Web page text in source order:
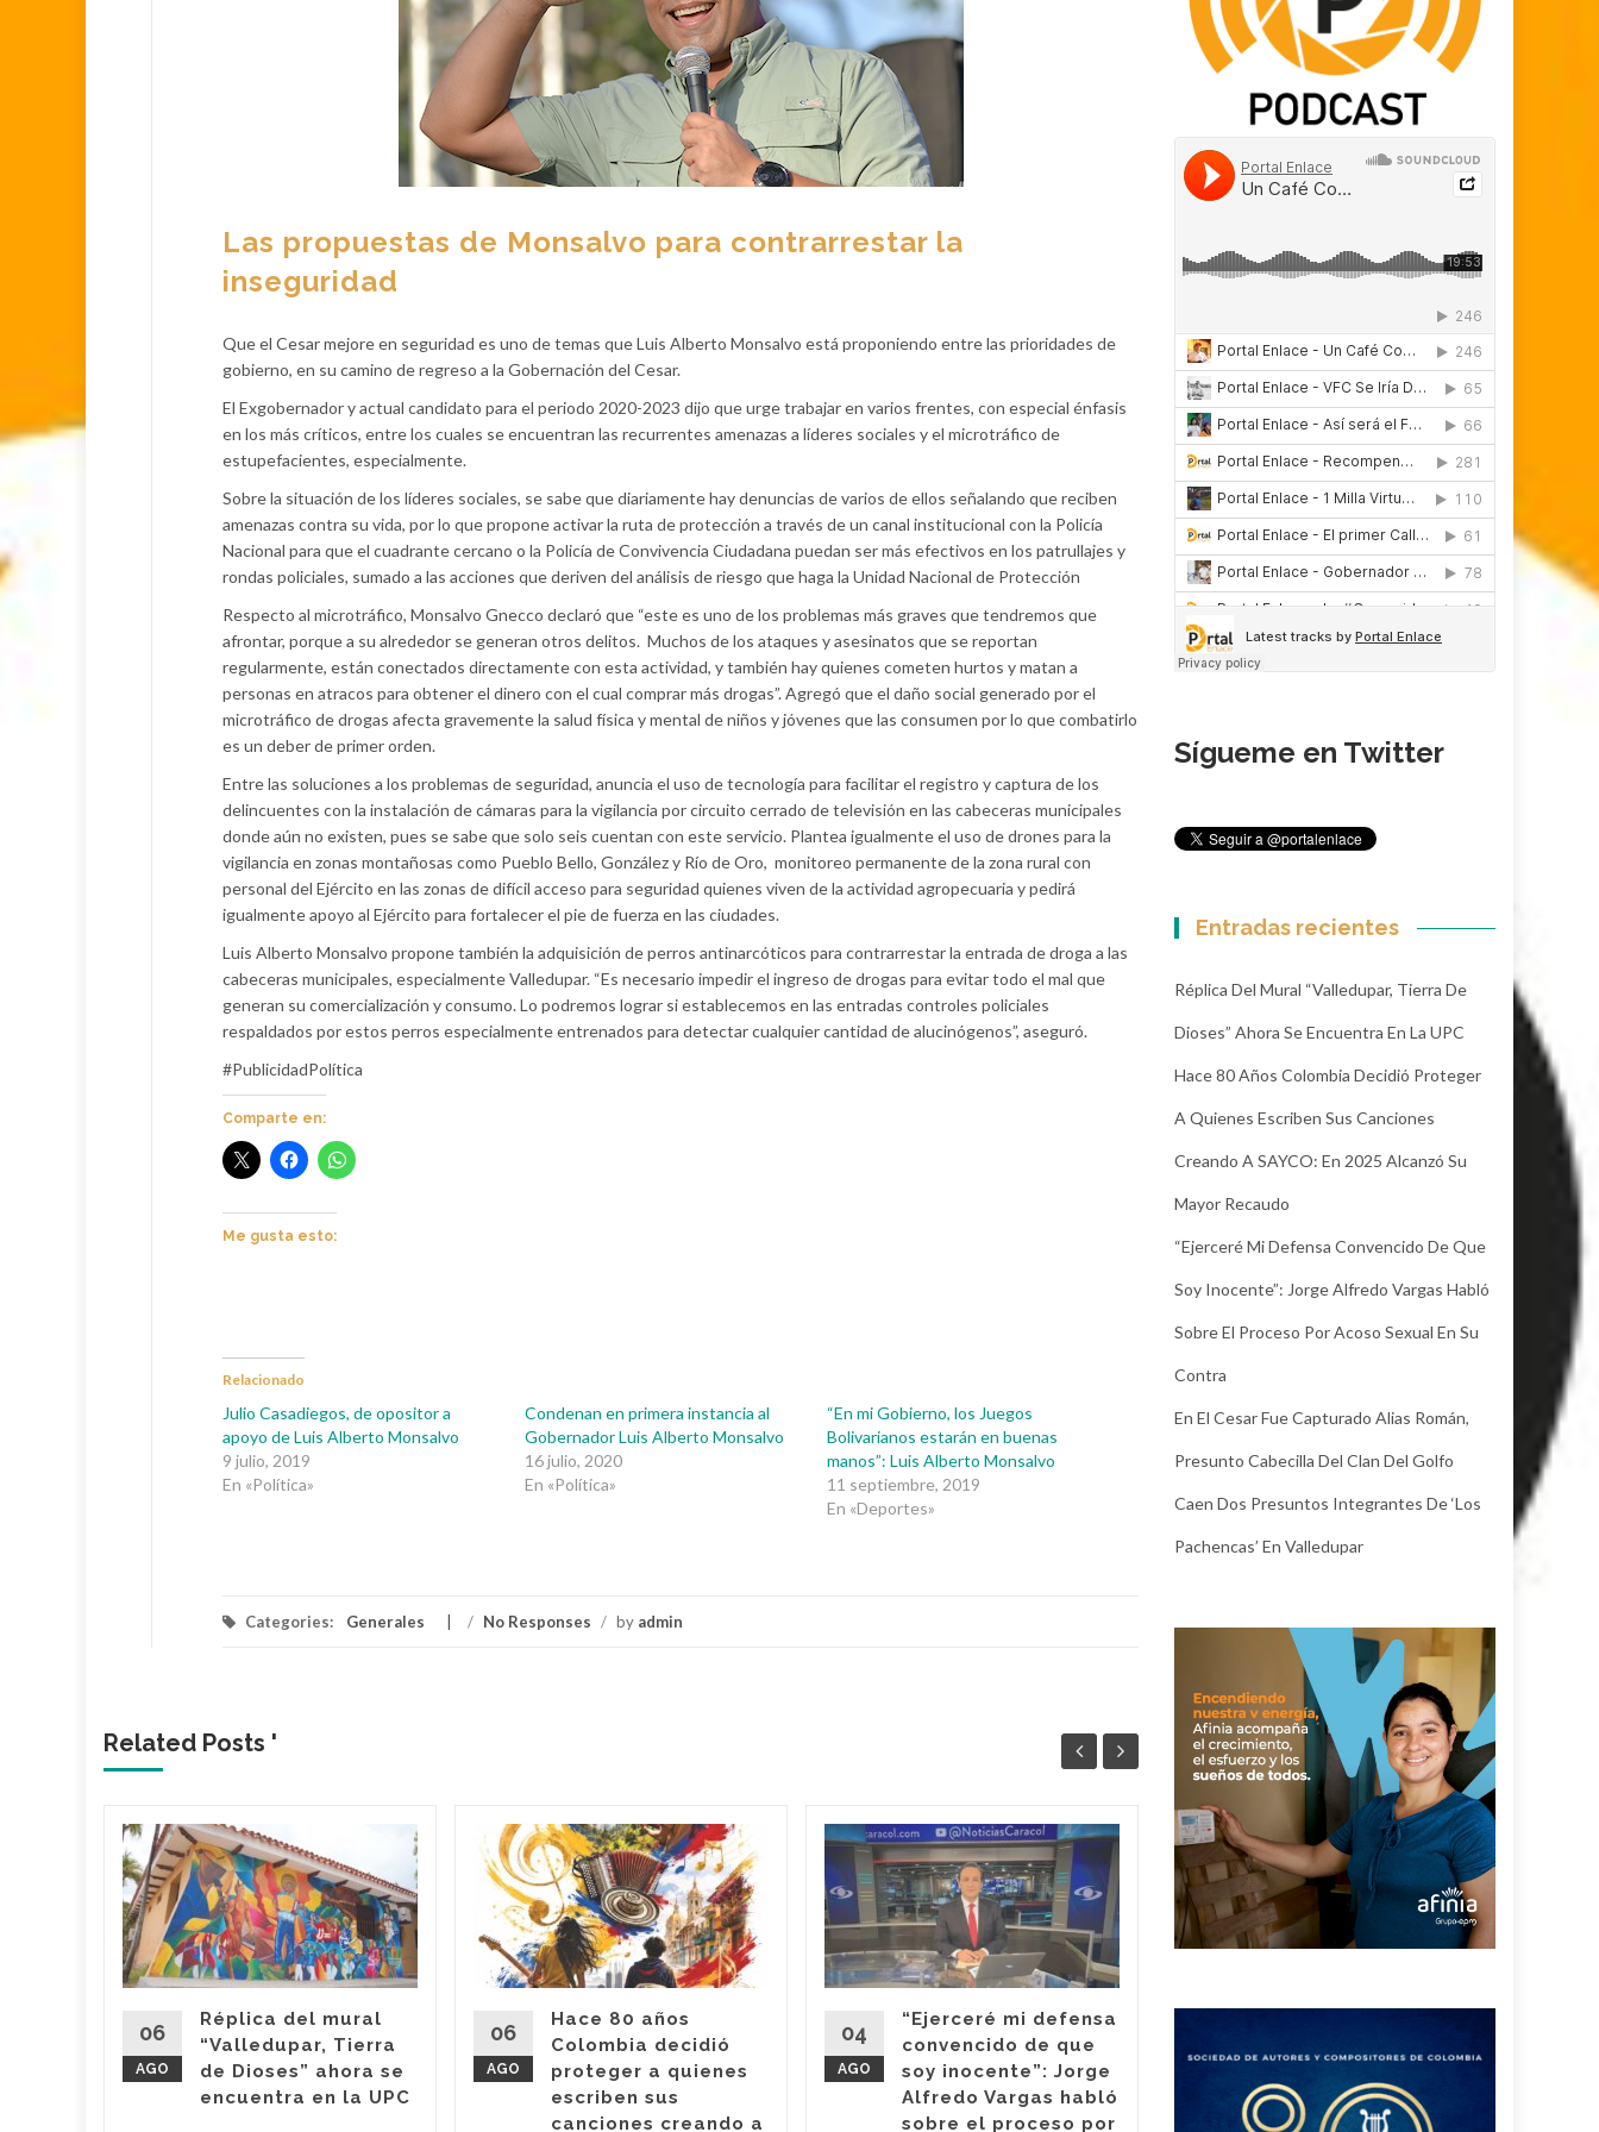
Las propuestas de Monsalvo para contrarrestar la
inseguridad
Que el Cesar mejore en seguridad es uno de temas que Luis Alberto Monsalvo está proponiendo entre las prioridades de
gobierno, en su camino de regreso a la Gobernación del Cesar.
El Exgobernador y actual candidato para el periodo 2020-2023 dijo que urge trabajar en varios frentes, con especial énfasis
en los más críticos, entre los cuales se encuentran las recurrentes amenazas a líderes sociales y el microtráfico de
estupefacientes, especialmente.
Sobre la situación de los líderes sociales, se sabe que diariamente hay denuncias de varios de ellos señalando que reciben
amenazas contra su vida, por lo que propone activar la ruta de protección a través de un canal institucional con la Policía
Nacional para que el cuadrante cercano o la Policía de Convivencia Ciudadana puedan ser más efectivos en los patrullajes y
rondas policiales, sumado a las acciones que deriven del análisis de riesgo que haga la Unidad Nacional de Protección
Respecto al microtráfico, Monsalvo Gnecco declaró que “este es uno de los problemas más graves que tendremos que
afrontar, porque a su alrededor se generan otros delitos. Muchos de los ataques y asesinatos que se reportan
regularmente, están conectados directamente con esta actividad, y también hay quienes cometen hurtos y matan a
personas en atracos para obtener el dinero con el cual comprar más drogas”. Agregó que el daño social generado por el
microtráfico de drogas afecta gravemente la salud física y mental de niños y jóvenes que las consumen por lo que combatirlo
es un deber de primer orden.
Entre las soluciones a los problemas de seguridad, anuncia el uso de tecnología para facilitar el registro y captura de los
delincuentes con la instalación de cámaras para la vigilancia por circuito cerrado de televisión en las cabeceras municipales
donde aún no existen, pues se sabe que solo seis cuentan con este servicio. Plantea igualmente el uso de drones para la
vigilancia en zonas montañosas como Pueblo Bello, González y Río de Oro, monitoreo permanente de la zona rural con
personal del Ejército en las zonas de difícil acceso para seguridad quienes viven de la actividad agropecuaria y pedirá
igualmente apoyo al Ejército para fortalecer el pie de fuerza en las ciudades.
Luis Alberto Monsalvo propone también la adquisición de perros antinarcóticos para contrarrestar la entrada de droga a las
cabeceras municipales, especialmente Valledupar. “Es necesario impedir el ingreso de drogas para evitar todo el mal que
generan su comercialización y consumo. Lo podremos lograr si establecemos en las entradas controles policiales
respaldados por estos perros especialmente entrenados para detectar cualquier cantidad de alucinógenos”, aseguró.
#PublicidadPolítica
Comparte en:
Me gusta esto:
Relacionado
Julio Casadiegos, de opositor a
apoyo de Luis Alberto Monsalvo
9 julio, 2019
En «Política»
Condenan en primera instancia al
Gobernador Luis Alberto Monsalvo
16 julio, 2020
En «Política»
“En mi Gobierno, los Juegos
Bolivarianos estarán en buenas
manos”: Luis Alberto Monsalvo
11 septiembre, 2019
En «Deportes»
Categories: Generales / No Responses / by admin
Related Posts '
06
AGO
Réplica del mural
“Valledupar, Tierra
de Dioses” ahora se
encuentra en la UPC
06
AGO
Hace 80 años
Colombia decidió
proteger a quienes
escriben sus
canciones creando a
04
AGO
“Ejerceré mi defensa
convencido de que
soy inocente”: Jorge
Alfredo Vargas habló
sobre el proceso por
04
AGO
¿Hubo
irregularidades en
contrataciones en el
Hospital Rosario
habló sobre su
Lina de Armas, quien es la
nueva agente interventora
Sígueme en Twitter
Entradas recientes
Réplica Del Mural “Valledupar, Tierra De
Dioses” Ahora Se Encuentra En La UPC
Hace 80 Años Colombia Decidió Proteger
A Quienes Escriben Sus Canciones
Creando A SAYCO: En 2025 Alcanzó Su
Mayor Recaudo
“Ejerceré Mi Defensa Convencido De Que
Soy Inocente”: Jorge Alfredo Vargas Habló
Sobre El Proceso Por Acoso Sexual En Su
Contra
En El Cesar Fue Capturado Alias Román,
Presunto Cabecilla Del Clan Del Golfo
Caen Dos Presuntos Integrantes De ‘Los
Pachencas’ En Valledupar